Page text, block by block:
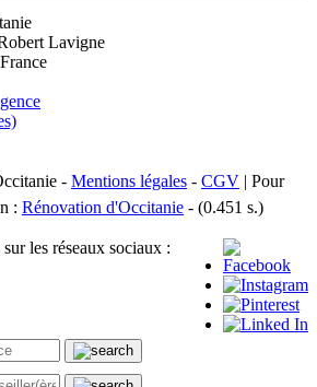
Lavigne
- Mentions légales - CGV | Pour
: Rénovation d'Occitanie - (0.451 s.)
les réseaux sociaux :